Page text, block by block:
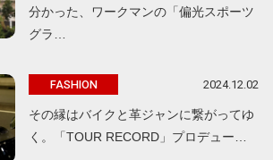
分かった、ワークマンの「偏光スポーツ
グラ…
FASHION 2024.12.02
その縁はバイクと革ジャンに繋がってゆ
く。「TOUR RECORD」プロデュー…